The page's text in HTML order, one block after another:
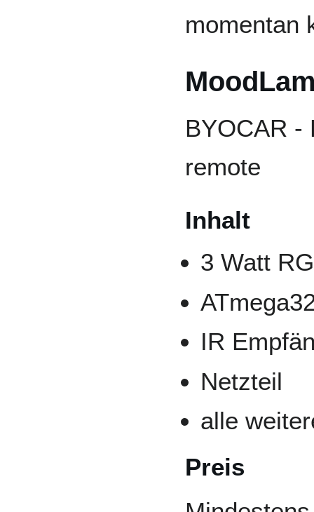
momentan
BYOCAR -
remote
Inhalt
3 Watt
IR
Netzteil
alle
Preis